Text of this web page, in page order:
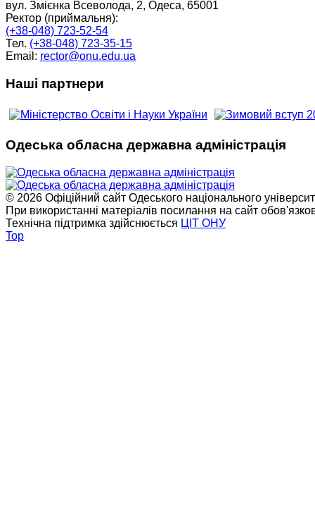
вул. Змієнка Всеволода, 2, Одеса, 65001
Ректор (приймальня):
(+38-048) 723-52-54
Тел. (+38-048) 723-35-15
Email: rector@onu.edu.ua
Наші партнери
Одеська обласна державна адміністрація
© 2026 Офіційний сайт Одеського національного
При використанні матеріалів посилання на сайт
Технічна підтримка здійснюється ЦІТ ОНУ
Top